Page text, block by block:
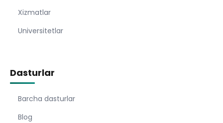
Xizmatlar
Universitetlar
Dasturlar
Barcha dasturlar
Blog